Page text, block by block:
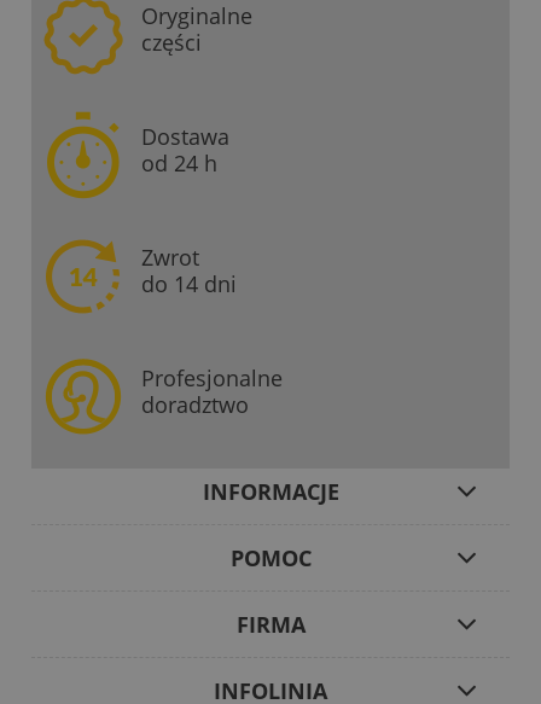
Oryginalne
części
Dostawa
od 24 h
Zwrot
do 14 dni
Profesjonalne
doradztwo
INFORMACJE
POMOC
FIRMA
INFOLINIA